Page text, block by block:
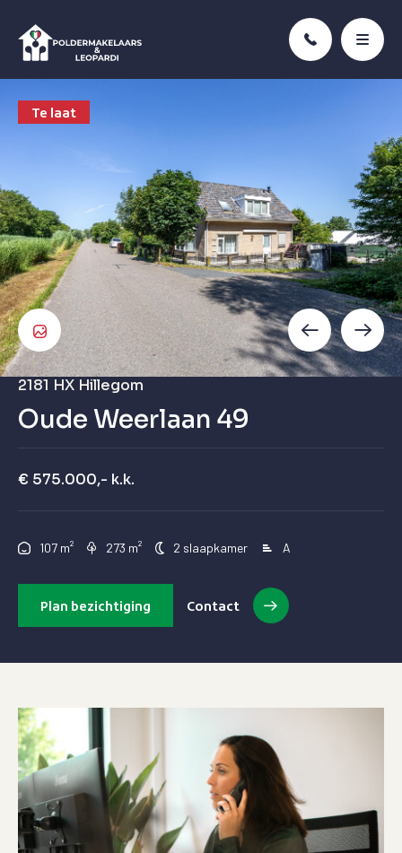
2181 HXHillegom
Oude Weerlaan 49
€ 575.000,- k.k.
107 m² 273 m² 2 slaapkamer A
Plan bezichtiging Contact
Te laat